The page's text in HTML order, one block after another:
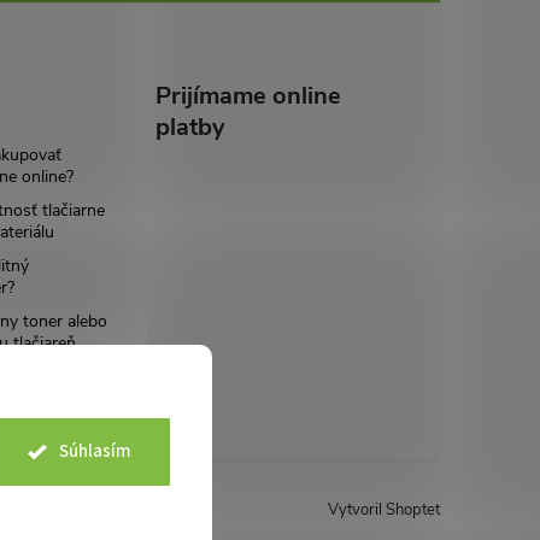
Súhlasím
online?
tlačiarne
toner alebo
tlačiareň
Prijímame online
platby
Vytvoril Shoptet